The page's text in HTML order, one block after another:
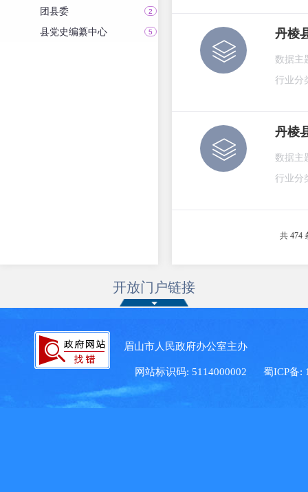
团县委 2
县党史编纂中心 5 丹棱
数据主
行业分
丹棱
数据主
行业分
共 474
开放门户链接
眉山市人民政府办公室主办 眉
网站标识码: 5114000002 蜀ICP备: